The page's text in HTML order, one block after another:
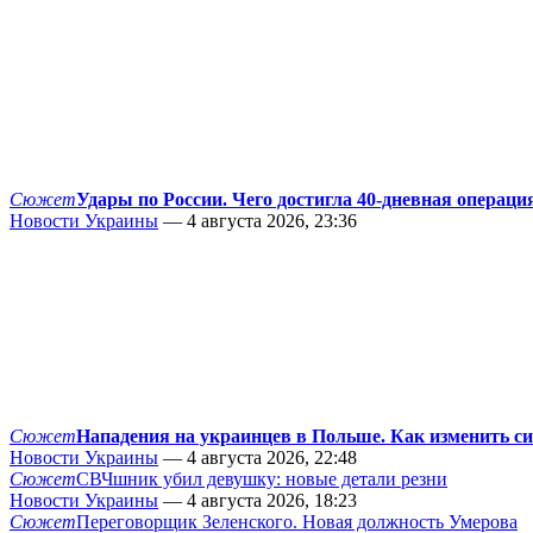
СюжетУдары по России. Чего достигла 40-дневная
Новости Украины — 4 августа 2026, 23:36
СюжетНападения на украинцев в Польше. Как изменить
Новости Украины — 4 августа 2026, 22:48
СюжетСВЧшник убил девушку: новые детали резни
Новости Украины — 4 августа 2026, 18:23
СюжетПереговорщик Зеленского. Новая должность Умерова